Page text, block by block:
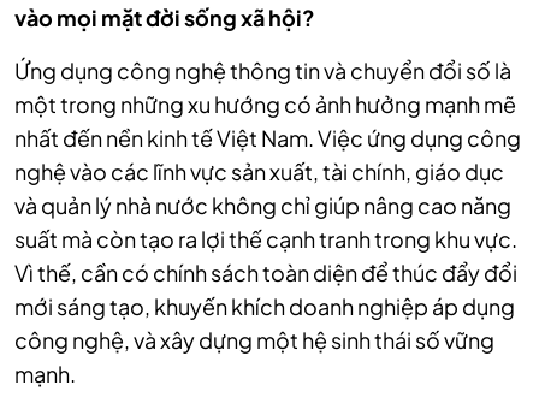
vào mọi mặt đời sống xã hội?
Ứng dụng công nghệ thông tin và chuyển đổi số là
một trong những xu hướng có ảnh hưởng mạnh mẽ
nhất đến nền kinh tế Việt Nam. Việc ứng dụng công
nghệ vào các lĩnh vực sản xuất, tài chính, giáo dục
và quản lý nhà nước không chỉ giúp nâng cao năng
suất mà còn tạo ra lợi thế cạnh tranh trong khu vực.
Vì thế, cần có chính sách toàn diện để thúc đẩy đổi
mới sáng tạo, khuyến khích doanh nghiệp áp dụng
công nghệ, và xây dựng một hệ sinh thái số vững
mạnh.